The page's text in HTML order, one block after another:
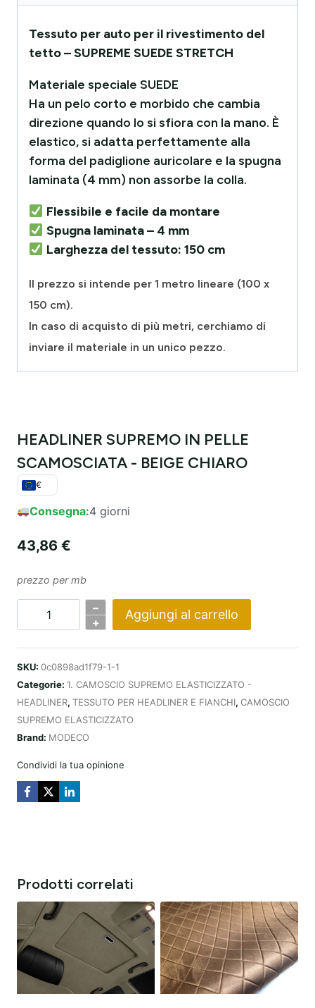
Tessuto per auto per il rivestimento del
tetto – SUPREME SUEDE STRETCH
Materiale speciale SUEDE
Ha un pelo corto e morbido che cambia
direzione quando lo si sfiora con la mano. È
elastico, si adatta perfettamente alla
forma del padiglione auricolare e la spugna
laminata (4 mm) non assorbe la colla.
Flessibile e facile da montare
Spugna laminata – 4 mm
Larghezza del tessuto: 150 cm
Il prezzo si intende per 1 metro lineare (100 x
150 cm).
In caso di acquisto di più metri, cerchiamo di
inviare il materiale in un unico pezzo.
HEADLINER SUPREMO IN PELLE
SCAMOSCIATA - BEIGE CHIARO
€
Consegna:4 giorni
43,86 €
prezzo per mb
Quantità
SUEDE
–
LIGHT
BEIGE
–
+
Aggiungi al carrello
SKU: 0c0898ad1f79-1-1
Categorie: 1. CAMOSCIO SUPREMO ELASTICIZZATO -
HEADLINER, TESSUTO PER HEADLINER E FIANCHI, CAMOSCIO
SUPREMO ELASTICIZZATO
Brand: MODECO
Condividi la tua opinione
Prodotti correlati